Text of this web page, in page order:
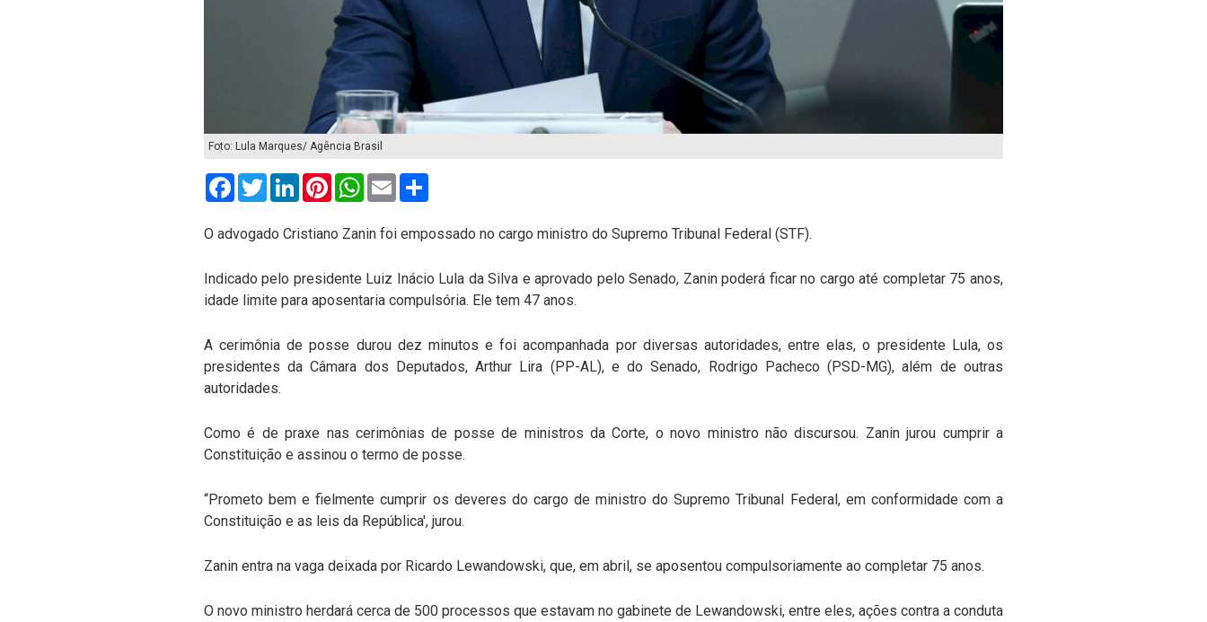
Foto: Lula Marques/ Agência Brasil
FacebookTwitterLinkedInPinterestWhatsApp
Email
O advogado Cristiano Zanin foi empossado no cargo ministro do Supremo Tribunal Federal (STF).
Indicado pelo presidente Luiz Inácio Lula da Silva e aprovado pelo Senado, Zanin poderá ficar no cargo até completar 75 anos,
idade limite para aposentaria compulsória. Ele tem 47 anos.
A cerimônia de posse durou dez minutos e foi acompanhada por diversas autoridades, entre elas, o presidente Lula, os
presidentes da Câmara dos Deputados, Arthur Lira (PP-AL), e do Senado, Rodrigo Pacheco (PSD-MG), além de outras
autoridades.
Como é de praxe nas cerimônias de posse de ministros da Corte, o novo ministro não discursou. Zanin jurou cumprir a
Constituição e assinou o termo de posse.
“Prometo bem e fielmente cumprir os deveres do cargo de ministro do Supremo Tribunal Federal, em conformidade com a
Constituição e as leis da República', jurou.
Zanin entra na vaga deixada por Ricardo Lewandowski, que, em abril, se aposentou compulsoriamente ao completar 75 anos.
O novo ministro herdará cerca de 500 processos que estavam no gabinete de Lewandowski, entre eles, ações contra a conduta